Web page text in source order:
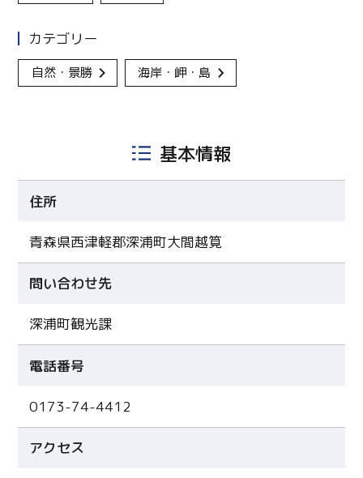
カテゴリー
自然・景勝 海岸・岬・島
基本情報
住所
青森県西津軽郡深浦町大間越筧
問い合わせ先
深浦町観光課
電話番号
0173-74-4412
アクセス